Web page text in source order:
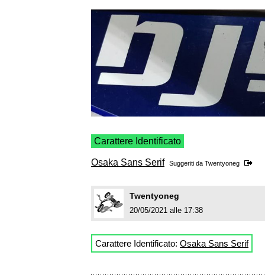
Carattere Identificato
Osaka Sans Serif Suggeriti da Twentyoneg
Twentyoneg
20/05/2021 alle 17:38
Carattere Identificato: Osaka Sans Serif